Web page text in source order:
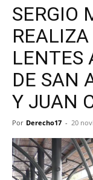
SERGIO
LENTES
DE SAN
Y JUAN
Por Derecho17 - 20